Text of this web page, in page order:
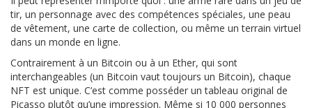
tir, un personnage avec des compétences spéciales, une peau
de vêtement, une carte de collection, ou même un terrain virtuel
dans un monde en ligne.
Contrairement à un Bitcoin ou à un Ether, qui sont
interchangeables (un Bitcoin vaut toujours un Bitcoin), chaque
NFT est unique. C’est comme posséder un tableau original de
Picasso plutôt qu’une impression. Même si 10 000 personnes